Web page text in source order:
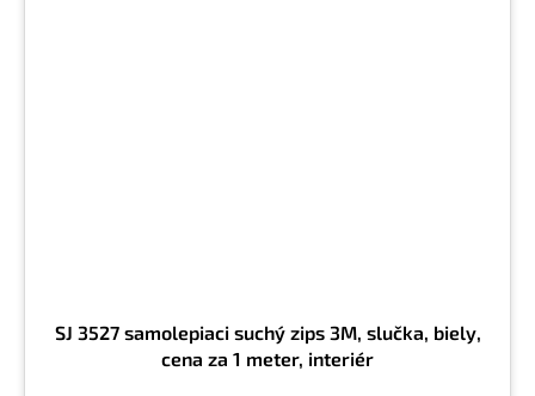
SJ 3527 samolepiaci suchý zips 3M, slučka, biely,
cena za 1 meter, interiér